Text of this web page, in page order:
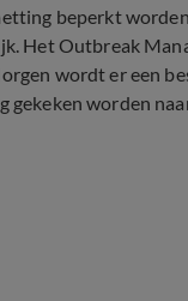
beperkt
Het Outbreak
wordt er een
gekeken worden